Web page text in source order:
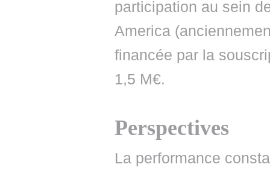
participation au sein
America
financée par la
1,5 M€.
Perspectives
La performance